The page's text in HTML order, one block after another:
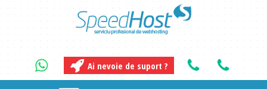
Ai nevoie de suport ?